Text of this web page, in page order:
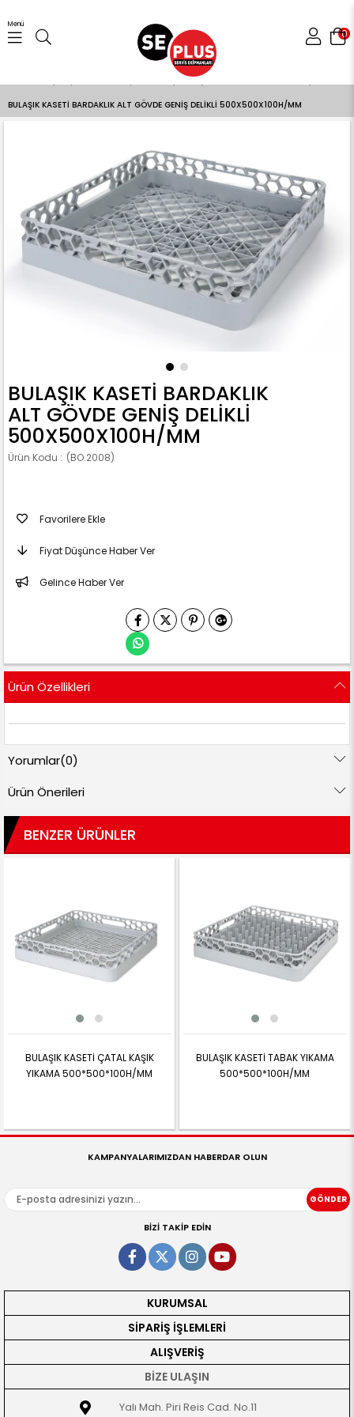
0
Menü
Bulaşık Makinesi Aksesuarları
BULAŞIK KASETİ BARDAKLIK ALT GÖVDE GENİŞ DELİKLİ 500X500X100H/MM
BULAŞIK KASETİ BARDAKLIK
ALT GÖVDE GENİŞ DELİKLİ
500X500X100H/MM
(BO.2008)
Favorilere Ekle
Fiyat Düşünce Haber Ver
Gelince Haber Ver
Ürün Özellikleri
Yorumlar(0)
Ürün Önerileri
BENZER ÜRÜNLER
BULAŞIK KASETİ ÇATAL KAŞIK
YIKAMA 500*500*100H/MM
BULAŞIK KASETİ TABAK YIKAMA
500*500*100H/MM
KAMPANYALARIMIZDAN HABERDAR OLUN
GÖNDER
BİZİ TAKİP EDİN
KURUMSAL
SİPARİŞ İŞLEMLERİ
ALIŞVERİŞ
BİZE ULAŞIN
Yalı Mah. Piri Reis Cad. No.11